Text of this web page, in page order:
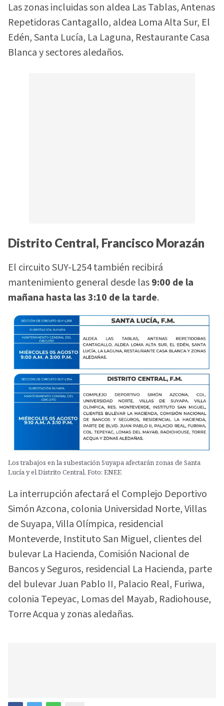
Las zonas incluidas son aldea Las Tablas, Antenas
Repetidoras Cantagallo, aldea Loma Alta Sur, El
Edén, Santa Lucía, La Laguna, Restaurante Casa
Blanca y sectores aledaños.
Distrito Central, Francisco Morazán
El circuito SUY-L254 también recibirá
mantenimiento general desde las9:00 de la
mañana hasta las 3:10 de la tarde.
Los trabajos en la subestación Suyapa afectarán zonas de Santa
Lucía y el Distrito Central. Foto: ENEE
La interrupción afectará el Complejo Deportivo
Simón Azcona, colonia Universidad Norte, Villas
de Suyapa, Villa Olímpica, residencial
Monteverde, Instituto San Miguel, clientes del
bulevar La Hacienda, Comisión Nacional de
Bancos y Seguros, residencial La Hacienda, parte
del bulevar Juan Pablo II, Palacio Real, Furiwa,
colonia Tepeyac, Lomas del Mayab, Radiohouse,
Torre Acqua y zonas aledañas.